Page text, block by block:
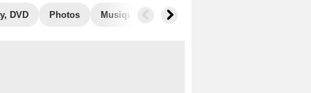
DVD Photos Musique Secrets de tournage